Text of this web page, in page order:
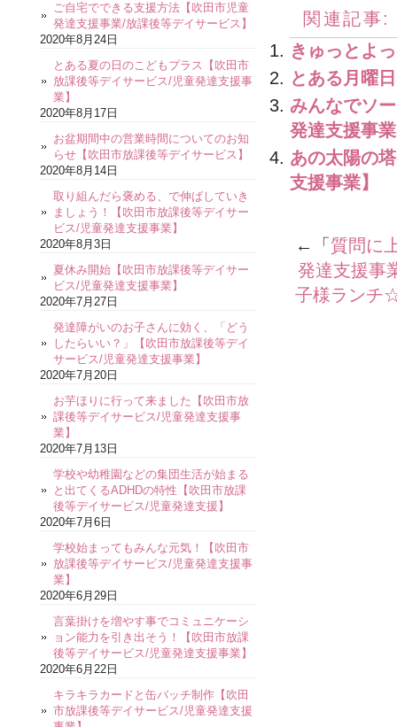
関連記事:
きゅっとよ
とある月曜
みんなでソ
発達支援事
あの太陽の
支援事業】
←「 質問に
発達支援事
子様ランチ
ご自宅でできる支援方法【吹田市児童
発達支援事業/放課後等デイサービス】
2020年8月24日
とある夏の日のこどもプラス【吹田市
放課後等デイサービス/児童発達支援事
業】
2020年8月17日
お盆期間中の営業時間についてのお知
らせ【吹田市放課後等デイサービス】
2020年8月14日
取り組んだら褒める、で伸ばしていき
ましょう！【吹田市放課後等デイサー
ビス/児童発達支援事業】
2020年8月3日
夏休み開始【吹田市放課後等デイサー
ビス/児童発達支援事業】
2020年7月27日
発達障がいのお子さんに効く、「どう
したらいい？」【吹田市放課後等デイ
サービス/児童発達支援事業】
2020年7月20日
お芋ほりに行って来ました【吹田市放
課後等デイサービス/児童発達支援事
業】
2020年7月13日
学校や幼稚園などの集団生活が始まる
と出てくるADHDの特性【吹田市放課
後等デイサービス/児童発達支援】
2020年7月6日
学校始まってもみんな元気！【吹田市
放課後等デイサービス/児童発達支援事
業】
2020年6月29日
言葉掛けを増やす事でコミュニケーシ
ョン能力を引き出そう！【吹田市放課
後等デイサービス/児童発達支援事業】
2020年6月22日
キラキラカードと缶バッチ制作【吹田
市放課後等デイサービス/児童発達支援